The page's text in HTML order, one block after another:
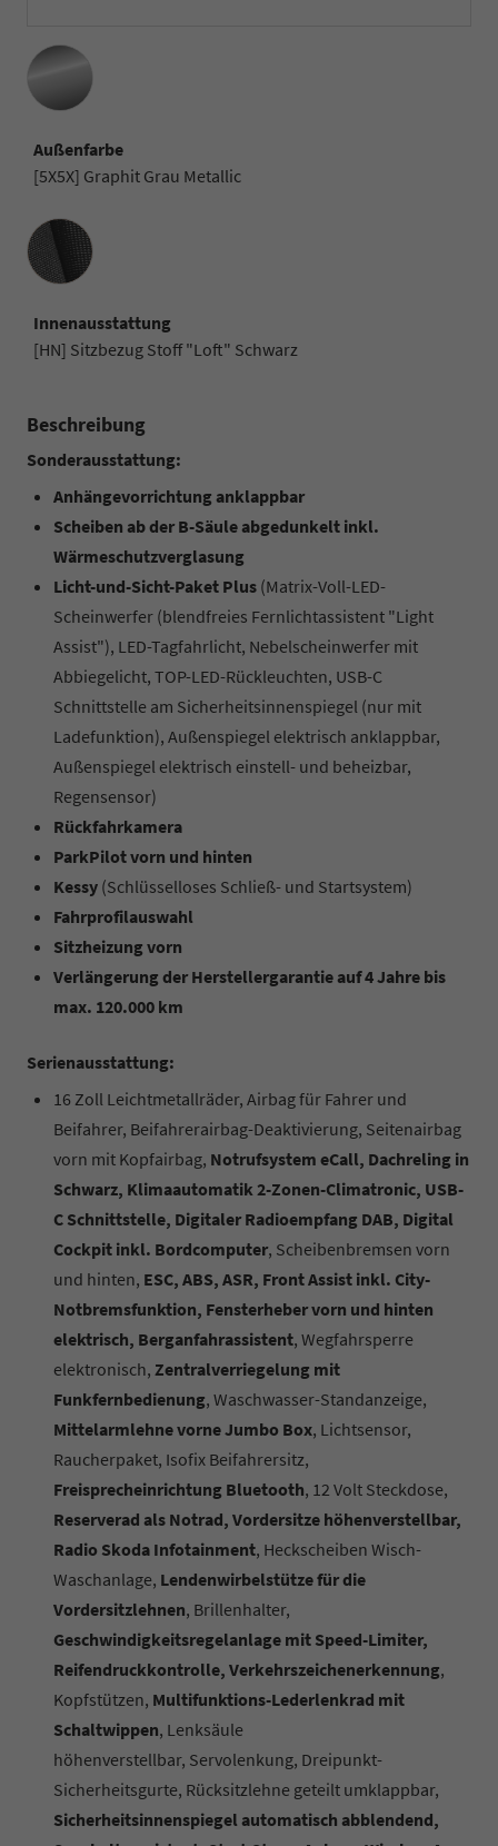
Außenfarbe
[5X5X] Graphit Grau Metallic
Innenausstattung
Innenausstattung
[HN] Sitzbezug Stoff "Loft" Schwarz
Beschreibung
Sonderausstattung:
Anhängevorrichtung anklappbar
Scheiben ab der B-Säule abgedunkelt inkl.
Wärmeschutzverglasung
Licht-und-Sicht-Paket Plus (Matrix-Voll-LED-
Scheinwerfer (blendfreies Fernlichtassistent "Light
Assist"), LED-Tagfahrlicht, Nebelscheinwerfer mit
Abbiegelicht, TOP-LED-Rückleuchten, USB-C
Schnittstelle am Sicherheitsinnenspiegel (nur mit
Ladefunktion), Außenspiegel elektrisch anklappbar,
Außenspiegel elektrisch einstell- und beheizbar,
Regensensor)
Rückfahrkamera
ParkPilot vorn und hinten
Kessy (Schlüsselloses Schließ- und Startsystem)
Fahrprofilauswahl
Sitzheizung vorn
Verlängerung der Herstellergarantie auf 4 Jahre bis
max. 120.000 km
Serienausstattung:
16 Zoll Leichtmetallräder, Airbag für Fahrer und
Beifahrer, Beifahrerairbag-Deaktivierung, Seitenairbag
vorn mit Kopfairbag, Notrufsystem eCall, Dachreling in
Schwarz, Klimaautomatik 2-Zonen-Climatronic, USB-
C Schnittstelle, Digitaler Radioempfang DAB, Digital
Cockpit inkl. Bordcomputer, Scheibenbremsen vorn
und hinten, ESC, ABS, ASR, Front Assist inkl. City-
Notbremsfunktion, Fensterheber vorn und hinten
elektrisch, Berganfahrassistent, Wegfahrsperre
elektronisch, Zentralverriegelung mit
Funkfernbedienung, Waschwasser-Standanzeige,
Mittelarmlehne vorne Jumbo Box, Lichtsensor,
Raucherpaket, Isofix Beifahrersitz,
Freisprecheinrichtung Bluetooth, 12 Volt Steckdose,
Reserverad als Notrad, Vordersitze höhenverstellbar,
Radio Skoda Infotainment, Heckscheiben Wisch-
Waschanlage, Lendenwirbelstütze für die
Vordersitzlehnen, Brillenhalter,
Geschwindigkeitsregelanlage mit Speed-Limiter,
Reifendruckkontrolle, Verkehrszeichenerkennung,
Kopfstützen, Multifunktions-Lederlenkrad mit
Schaltwippen, Lenksäule
höhenverstellbar, Servolenkung, Dreipunkt-
Sicherheitsgurte, Rücksitzlehne geteilt umklappbar,
Sicherheitsinnenspiegel automatisch abblendend,